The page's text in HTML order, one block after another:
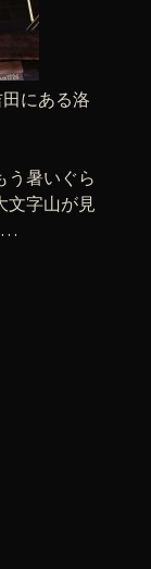
にある洛
う暑いぐら
文字山が見
…